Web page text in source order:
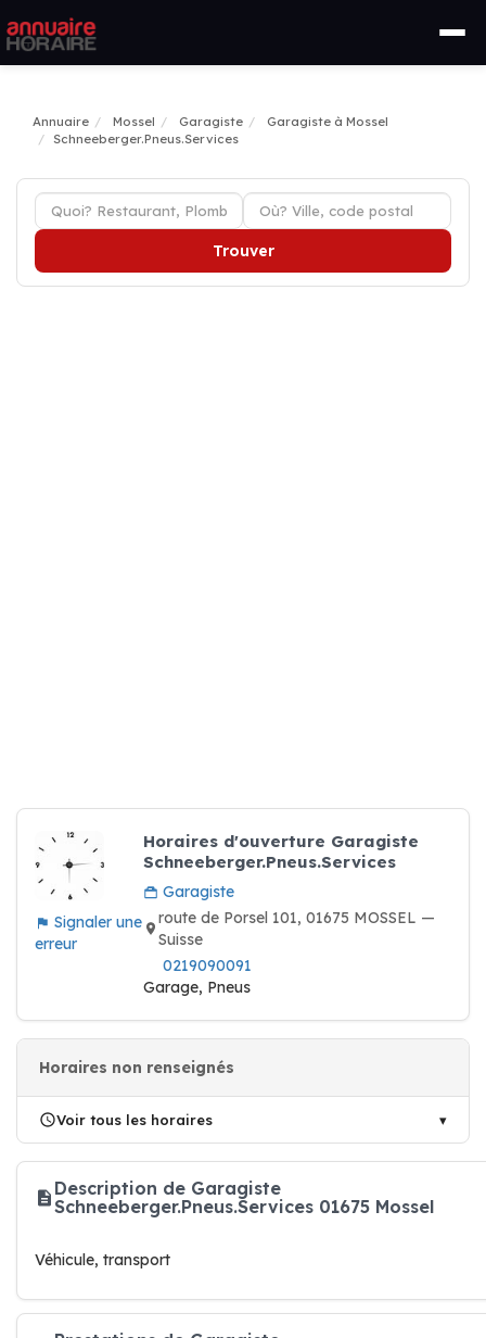
Annuaire Mossel Garagiste
Garagiste à Mossel
Schneeberger.Pneus.Services
Trouver
Signaler une
erreur
Horaires d'ouverture Garagiste
Schneeberger.Pneus.Services
Garagiste
route de Porsel 101, 01675 MOSSEL —
Suisse
0219090091
Garage, Pneus
Horaires non renseignés
Voir tous les horaires
Description de Garagiste
Schneeberger.Pneus.Services 01675 Mossel
Véhicule, transport